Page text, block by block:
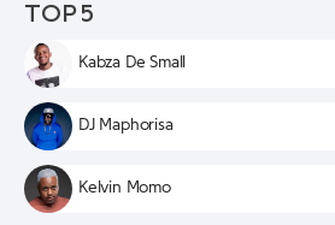
TOP 5
Kabza De Small
DJ Maphorisa
Kelvin Momo